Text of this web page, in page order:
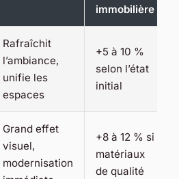
immobilière
Rafraîchit
l’ambiance,
unifie les
espaces
+5 à 10 %
selon l’état
initial
Grand effet
visuel,
modernisation
+8 à 12 % si
matériaux
de qualité